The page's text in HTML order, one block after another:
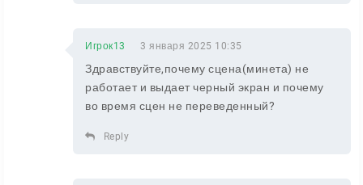
Игрок13 3 января 2025 10:35
Здравствуйте,почему сцена(минета) не
работает и выдает черный экран и почему
во время сцен не переведенный?
Reply